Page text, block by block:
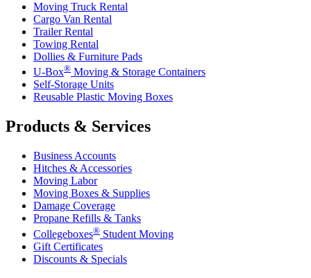
Moving Truck Rental
Cargo Van Rental
Trailer Rental
Towing Rental
Dollies & Furniture Pads
U-Box® Moving & Storage Containers
Self-Storage Units
Reusable Plastic Moving Boxes
Products & Services
Business Accounts
Hitches & Accessories
Moving Labor
Moving Boxes & Supplies
Damage Coverage
Propane Refills & Tanks
Collegeboxes® Student Moving
Gift Certificates
Discounts & Specials